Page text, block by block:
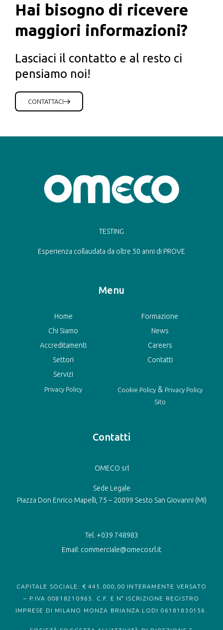
Hai bisogno di ricevere
maggiori informazioni?
Lasciaci il contatto e al resto ci
pensiamo noi!
CONTATTACI
TESTING
Esperienza collaudata da oltre 50 anni di PROVE
Menu
Home
Chi Siamo
Accreditamenti
Settori
Servizi
Privacy Policy
Formazione
News
Careers
Contatti
Cookie Policy& Privacy Policy
Sito
Contatti
OMECO srl
Sede Legale
Piazza Don Enrico Mapelli, 75 – 20099 Sesto San Giovanni (MI)
Tel. +039 748983
Email: commerciale@omecosrl.it
CAPITALE SOCIALE: € 445.000,00 INTERAMENTE VERSATO
– P.IVA 00818210965. C.F. E N° ISCRIZIONE REGISTRO
IMPRESE DI MILANO MONZA BRIANZA LODI 06181830156.